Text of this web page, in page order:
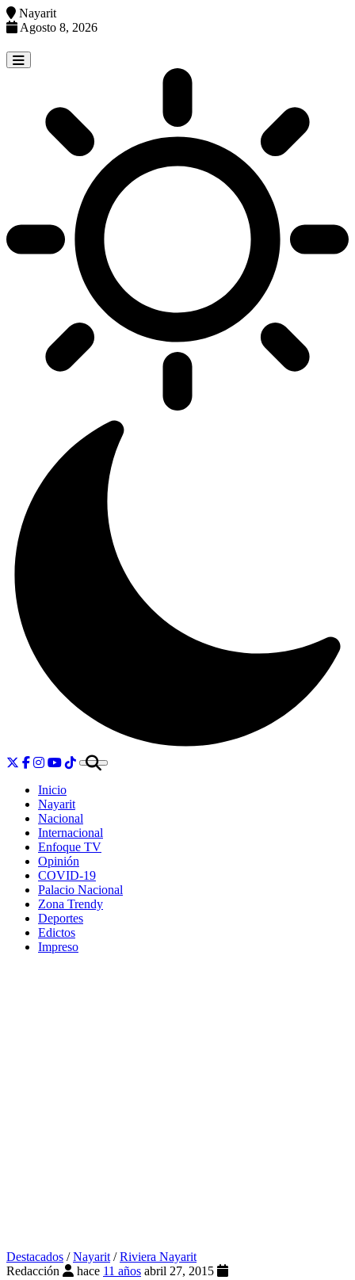
Nayarit
Agosto 8, 2026
to
content
Inicio
Nayarit
Nacional
Internacional
Enfoque TV
Opinión
COVID-19
Palacio Nacional
Zona Trendy
Deportes
Edictos
Impreso
Destacados /Nayarit/Riviera Nayarit
Redacción
hace 11 años abril 27, 2015